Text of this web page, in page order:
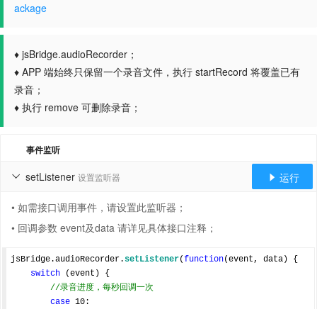
ackage
♦ jsBridge.audioRecorder；
♦ APP 端始终只保留一个录音文件，执行 startRecord 将覆盖已有
录音；
♦ 执行 remove 可删除录音；
事件监听
setListener 设置监听器
  运行
• 如需接口调用事件，请设置此监听器；
• 回调参数 event及data 请详见具体接口注释；
jsBridge.audioRecorder.setListener(function(event, data ) {
switch (event) {
//录音进度，每秒回调一次
case 10: